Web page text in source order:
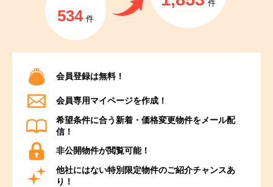
534 件
件
会員登録は無料！
会員専用マイページを作成！
希望条件に合う新着・価格変更物件をメール配
信！
非公開物件が閲覧可能！
他社にはない特別限定物件のご紹介チャンスあ
り！